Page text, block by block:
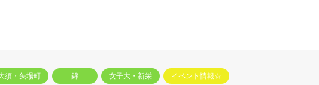
須・矢場町 錦 女子大・新栄 イベント情報☆